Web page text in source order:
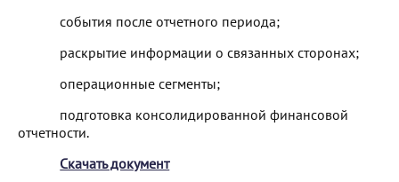
события после отчетного периода;
раскрытие информации о связанных сторонах;
операционные сегменты;
подготовка консолидированной финансовой
отчетности.
Скачать документ